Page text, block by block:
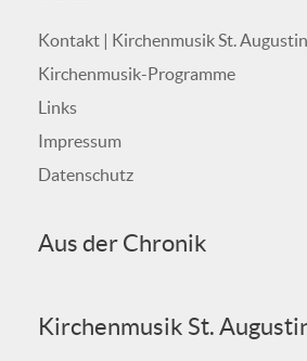
Kontakt | Kirchenmusik St. Augustin
Kirchenmusik-Programme
Links
Impressum
Datenschutz
Aus der Chronik
Kirchenmusik St.